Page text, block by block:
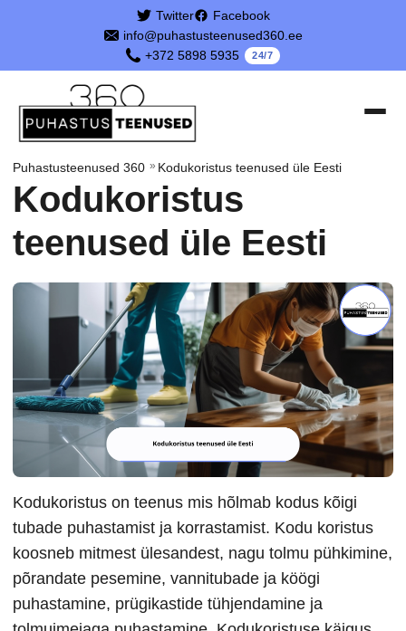
info@puhastusteenused360.ee
+372 5898 5935
24/7
Twitter Facebook
Puhastusteenused 360 » Kodukoristus teenused üle Eesti
Kodukoristus
teenused üle Eesti
Kodukoristus on teenus mis hõlmab kodus kõigi
tubade puhastamist ja korrastamist. Kodu koristus
koosneb mitmest ülesandest, nagu tolmu pühkimine,
põrandate pesemine, vannitubade ja köögi
puhastamine, prügikastide tühjendamine ja